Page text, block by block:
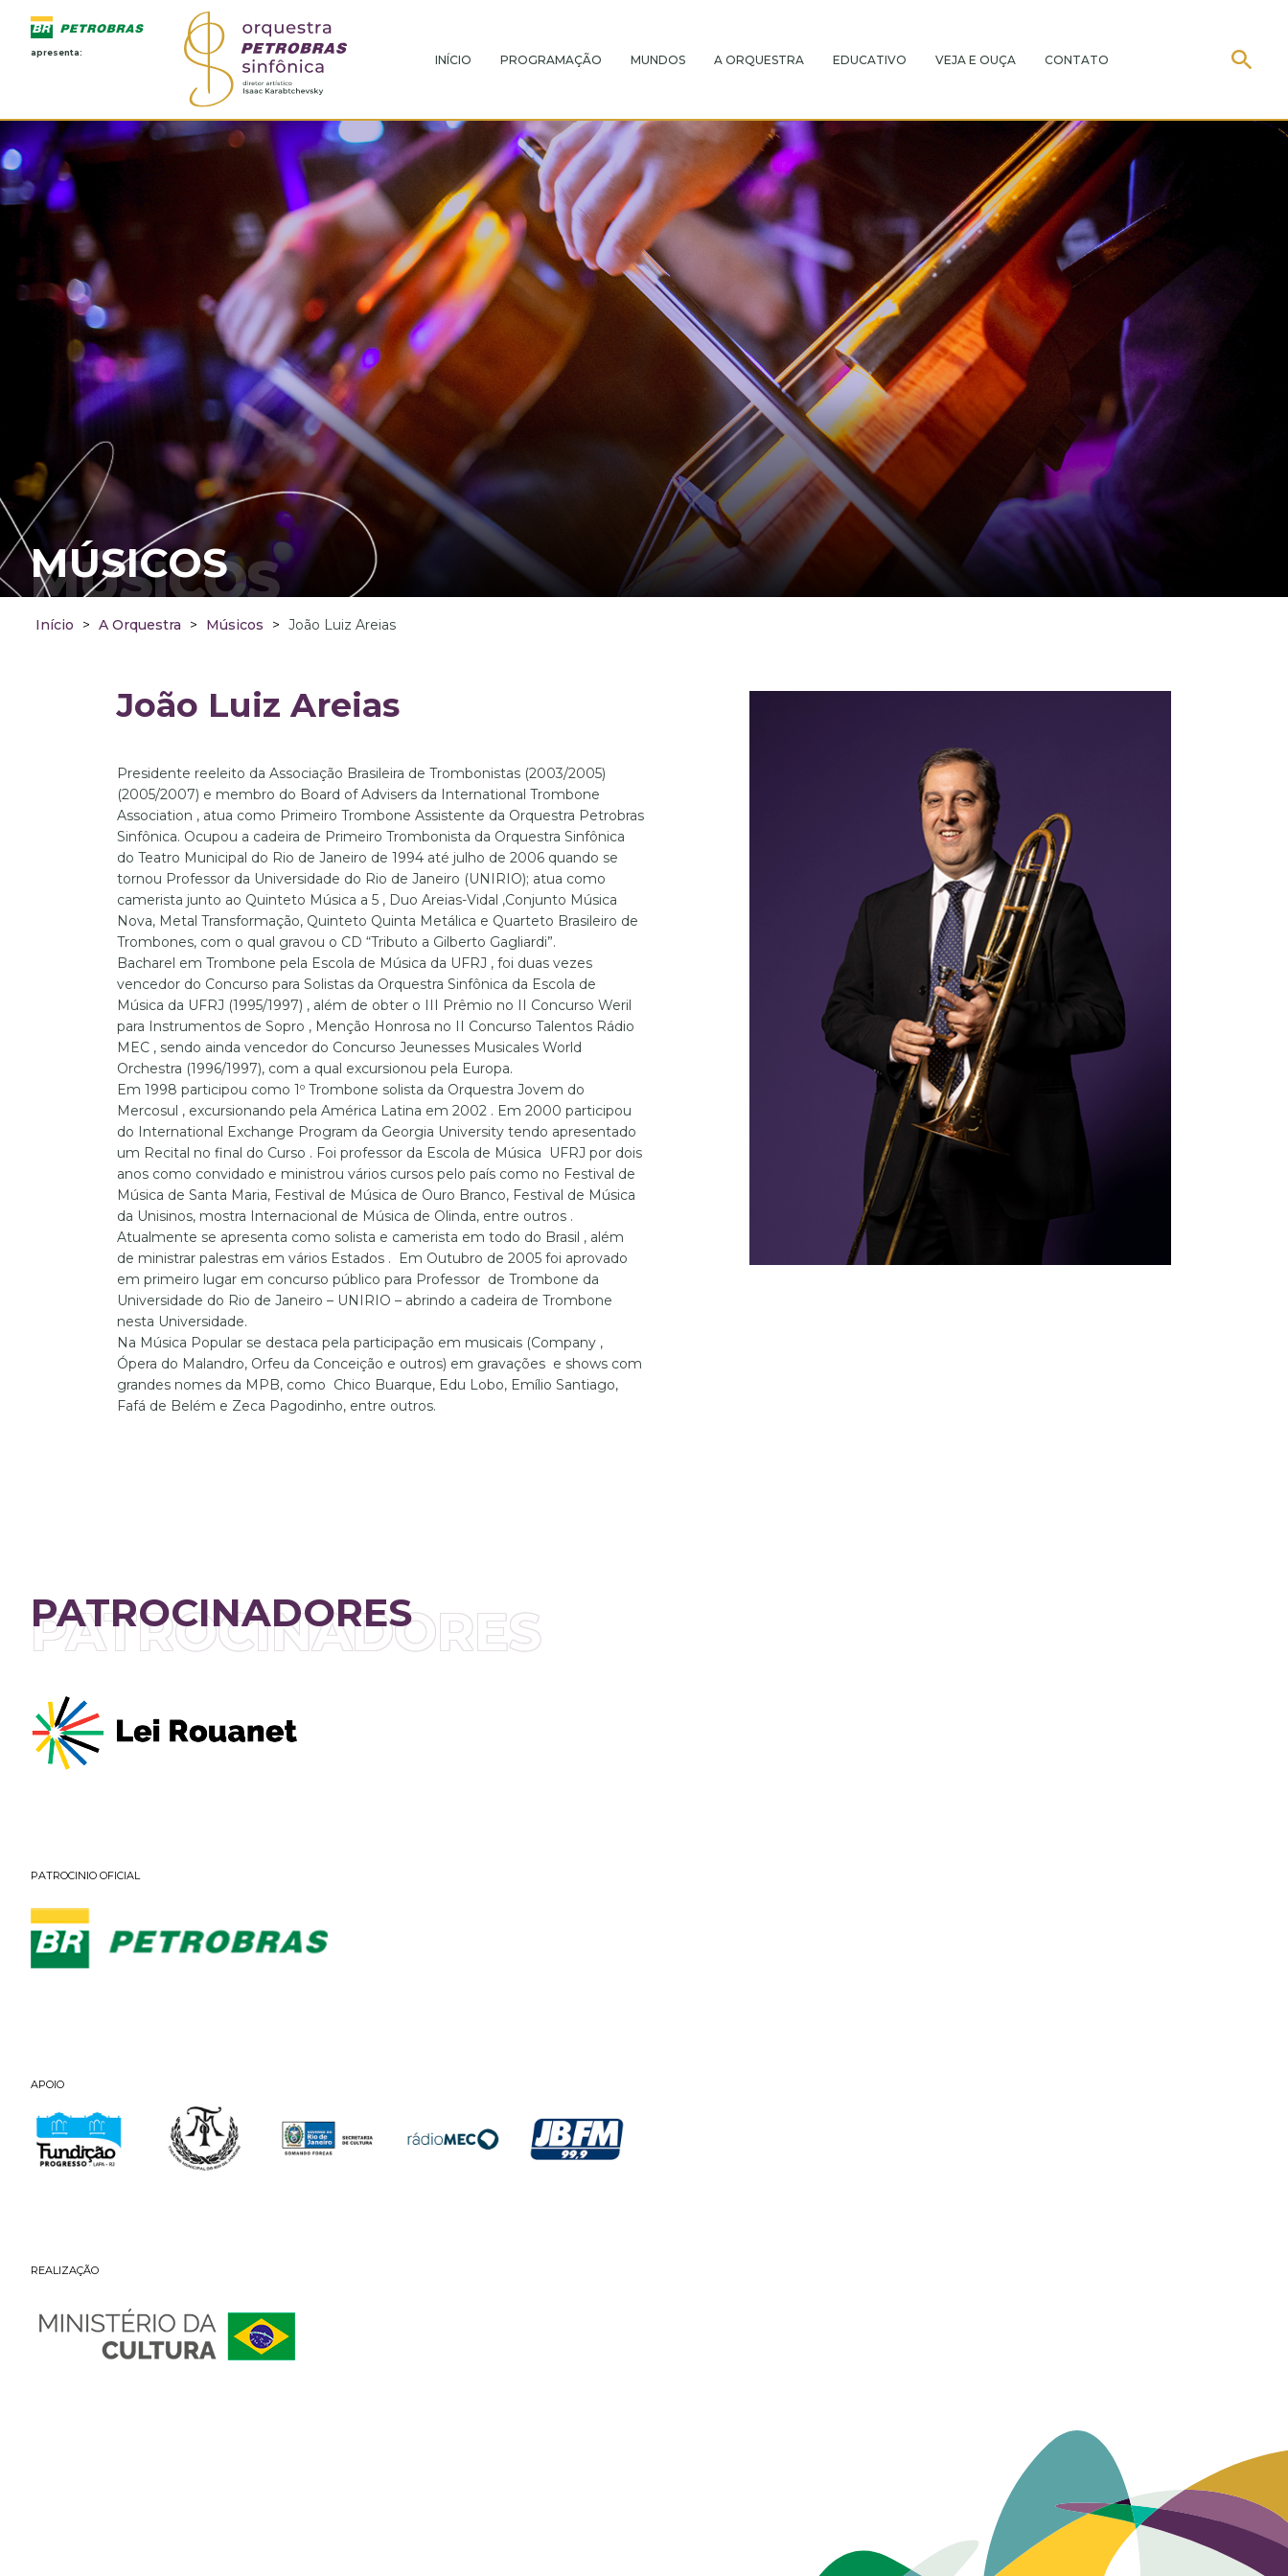
apresenta:
INÍCIO PROGRAMAÇÃO MUNDOS A ORQUESTRA EDUCATIVO VEJA E OUÇA CONTATO
MÚSICOS
MÚSICOS
Início > A Orquestra > Músicos > João Luiz Areias
João Luiz Areias
Presidente reeleito da Associação Brasileira de Trombonistas (2003/2005)
(2005/2007) e membro do Board of Advisers da International Trombone
Association , atua como Primeiro Trombone Assistente da Orquestra Petrobras
Sinfônica. Ocupou a cadeira de Primeiro Trombonista da Orquestra Sinfônica
do Teatro Municipal do Rio de Janeiro de 1994 até julho de 2006 quando se
tornou Professor da Universidade do Rio de Janeiro (UNIRIO); atua como
camerista junto ao Quinteto Música a 5 , Duo Areias-Vidal ,Conjunto Música
Nova, Metal Transformação, Quinteto Quinta Metálica e Quarteto Brasileiro de
Trombones, com o qual gravou o CD “Tributo a Gilberto Gagliardi”.
Bacharel em Trombone pela Escola de Música da UFRJ , foi duas vezes
vencedor do Concurso para Solistas da Orquestra Sinfônica da Escola de
Música da UFRJ (1995/1997) , além de obter o III Prêmio no II Concurso Weril
para Instrumentos de Sopro , Menção Honrosa no II Concurso Talentos Rádio
MEC , sendo ainda vencedor do Concurso Jeunesses Musicales World
Orchestra (1996/1997), com a qual excursionou pela Europa.
Em 1998 participou como 1º Trombone solista da Orquestra Jovem do
Mercosul , excursionando pela América Latina em 2002 . Em 2000 participou
do International Exchange Program da Georgia University tendo apresentado
um Recital no final do Curso . Foi professor da Escola de Música UFRJ por dois
anos como convidado e ministrou vários cursos pelo país como no Festival de
Música de Santa Maria, Festival de Música de Ouro Branco, Festival de Música
da Unisinos, mostra Internacional de Música de Olinda, entre outros .
Atualmente se apresenta como solista e camerista em todo do Brasil , além
de ministrar palestras em vários Estados . Em Outubro de 2005 foi aprovado
em primeiro lugar em concurso público para Professor de Trombone da
Universidade do Rio de Janeiro – UNIRIO – abrindo a cadeira de Trombone
nesta Universidade.
Na Música Popular se destaca pela participação em musicais (Company ,
Ópera do Malandro, Orfeu da Conceição e outros) em gravações e shows com
grandes nomes da MPB, como Chico Buarque, Edu Lobo, Emílio Santiago,
Fafá de Belém e Zeca Pagodinho, entre outros.
PATROCINADORES
PATROCINADORES
PATROCINIO OFICIAL
APOIO
REALIZAÇÃO